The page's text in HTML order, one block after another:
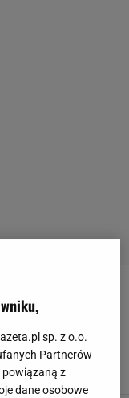
Kamerunu i
sp. z o.o.
Partnerów
powiązaną z
dane osobowe